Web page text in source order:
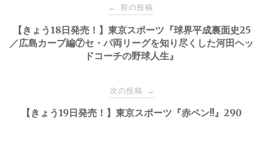
稿
← 前の投稿
【きょう18日発売！】東京スポーツ『球界平成裏面史25
／広島カープ編⑦セ・パ両リーグを知り尽くした河田ヘッ
ドコーチの野球人生』
次の投稿 →
【きょう19日発売！】東京スポーツ『赤ペン!!』290